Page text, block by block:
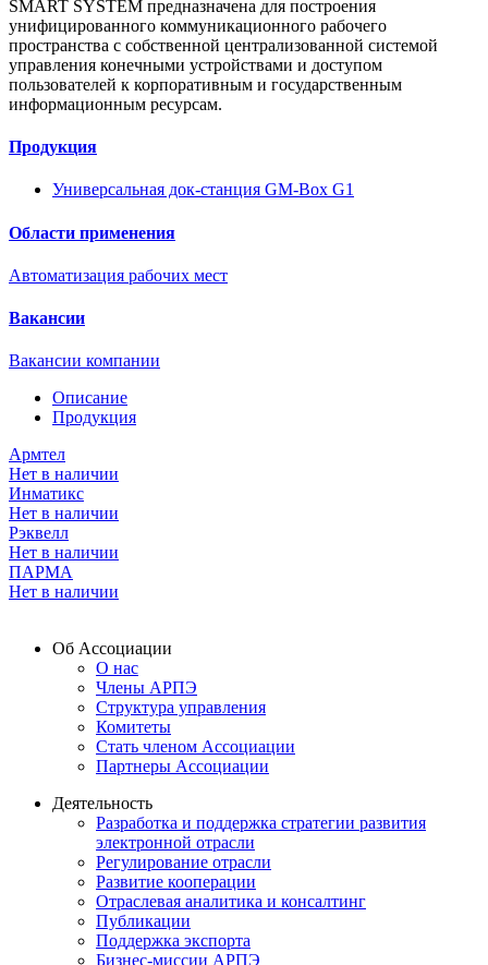
SMART SYSTEM предназначена для построения
унифицированного коммуникационного рабочего
пространства с собственной централизованной системой
управления конечными устройствами и доступом
пользователей к корпоративным и государственным
информационным ресурсам.
Продукция
Универсальная док-станция GM-Box G1
Области применения
Автоматизация рабочих мест
Вакансии
Вакансии компании
Описание
Продукция
Армтел
Нет в наличии
Инматикс
Нет в наличии
Рэквелл
Нет в наличии
ПАРМА
Нет в наличии
Об Ассоциации
О нас
Члены АРПЭ
Структура управления
Комитеты
Стать членом Ассоциации
Партнеры Ассоциации
Деятельность
Разработка и поддержка стратегии развития
электронной отрасли
Регулирование отрасли
Развитие кооперации
Отраслевая аналитика и консалтинг
Публикации
Поддержка экспорта
Бизнес-миссии АРПЭ